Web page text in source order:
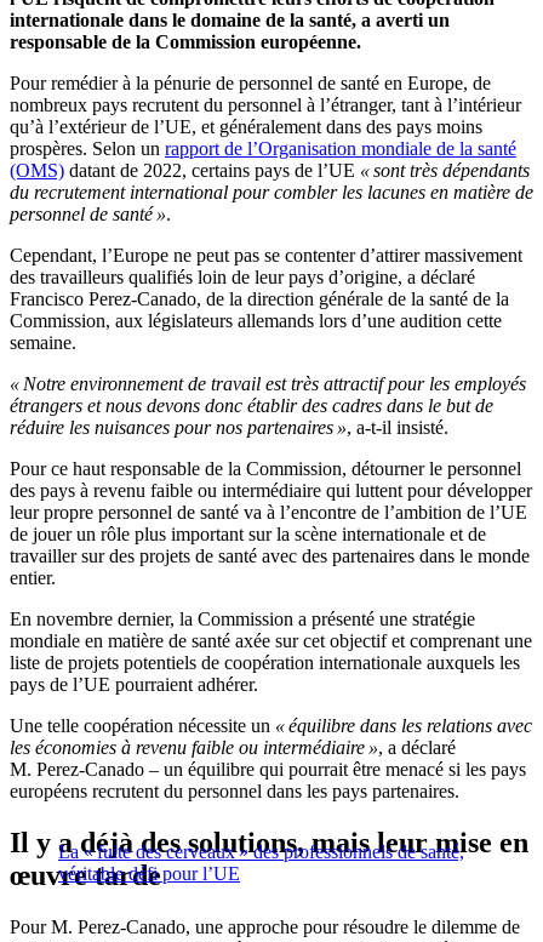
internationale dans le domaine de la santé, a averti un
responsable de la Commission européenne.
Pour remédier à la pénurie de personnel de santé en Europe, de
nombreux pays recrutent du personnel à l’étranger, tant à l’intérieur
qu’à l’extérieur de l’UE, et généralement dans des pays moins
prospères. Selon un rapport de l’Organisation mondiale de la santé
(OMS) datant de 2022, certains pays de l’UE « sont très dépendants
du recrutement international pour combler les lacunes en matière de
personnel de santé ».
Cependant, l’Europe ne peut pas se contenter d’attirer massivement
des travailleurs qualifiés loin de leur pays d’origine, a déclaré
Francisco Perez-Canado, de la direction générale de la santé de la
Commission, aux législateurs allemands lors d’une audition cette
semaine.
« Notre environnement de travail est très attractif pour les employés
étrangers et nous devons donc établir des cadres dans le but de
réduire les nuisances pour nos partenaires », a-t-il insisté.
Pour ce haut responsable de la Commission, détourner le personnel
des pays à revenu faible ou intermédiaire qui luttent pour développer
leur propre personnel de santé va à l’encontre de l’ambition de l’UE
de jouer un rôle plus important sur la scène internationale et de
travailler sur des projets de santé avec des partenaires dans le monde
entier.
En novembre dernier, la Commission a présenté une stratégie
mondiale en matière de santé axée sur cet objectif et comprenant une
liste de projets potentiels de coopération internationale auxquels les
pays de l’UE pourraient adhérer.
Une telle coopération nécessite un « équilibre dans les relations avec
les économies à revenu faible ou intermédiaire », a déclaré
M. Perez-Canado – un équilibre qui pourrait être menacé si les pays
européens recrutent du personnel dans les pays partenaires.
La « fuite des cerveaux » des professionnels de santé,
véritable défi pour l’UE
Il y a déjà des solutions, mais leur mise en
œuvre tarde
Pour M. Perez-Canado, une approche pour résoudre le dilemme de